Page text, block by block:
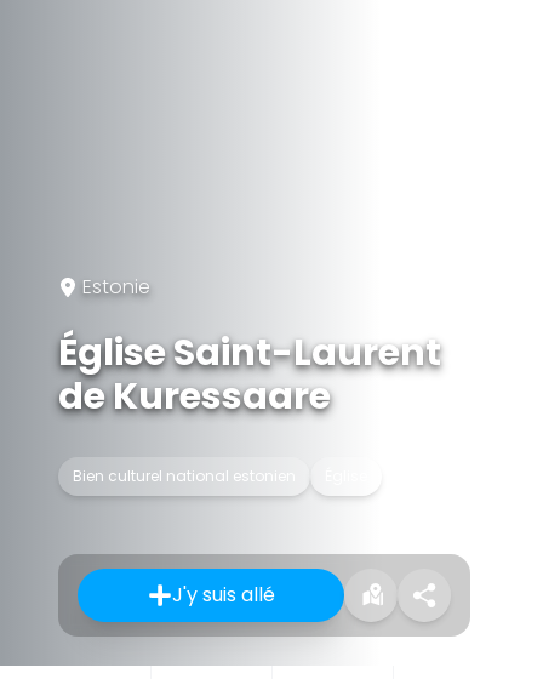
Estonie
Église Saint-Laurent
de Kuressaare
Bien culturel national estonien
J'y suis allé